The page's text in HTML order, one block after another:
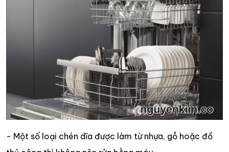
- Một số loại chén dĩa được làm từ nhựa, gỗ hoặc đồ